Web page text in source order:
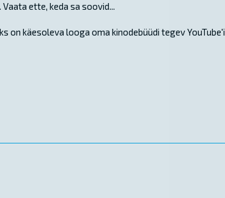
ette, keda sa soovid...
on käesoleva looga oma kinodebüüdi tegev YouTube'i